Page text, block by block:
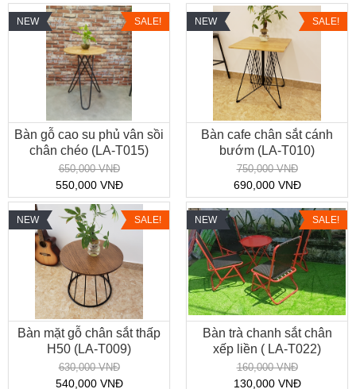
NEW SALE!
Bàn gỗ cao su phủ vân sồi
chân chéo (LA-T015)
650,000 VNĐ
550,000 VNĐ
NEW SALE!
Bàn cafe chân sắt cánh
bướm (LA-T010)
750,000 VNĐ
690,000 VNĐ
NEW SALE!
Bàn mặt gỗ chân sắt thấp
H50 (LA-T009)
630,000 VNĐ
540,000 VNĐ
NEW SALE!
Bàn trà chanh sắt chân
xếp liền ( LA-T022)
160,000 VNĐ
130,000 VNĐ